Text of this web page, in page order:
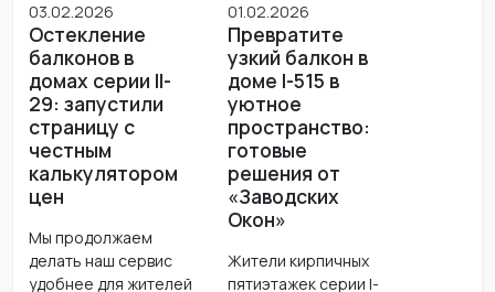
03.02.2026
Остекление
балконов в
домах серии II-
29: запустили
страницу с
честным
калькулятором
цен
Мы продолжаем
делать наш сервис
удобнее для жителей
01.02.2026
Превратите
узкий балкон в
доме I-515 в
уютное
пространство:
готовые
решения от
«Заводских
Окон»
Жители кирпичных
пятиэтажек серии I-